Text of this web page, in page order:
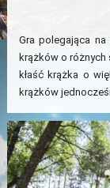
Gra polegająca
krążków o różnych
kłaść krążka o
krążków